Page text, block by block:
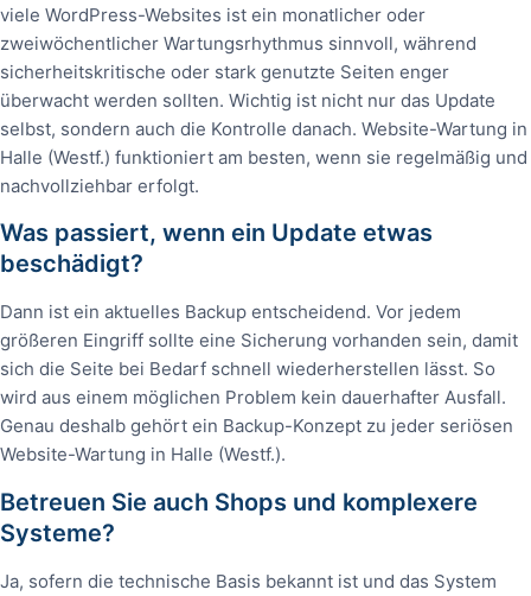
viele WordPress-Websites ist ein monatlicher oder
zweiwöchentlicher Wartungsrhythmus sinnvoll, während
sicherheitskritische oder stark genutzte Seiten enger
überwacht werden sollten. Wichtig ist nicht nur das Update
selbst, sondern auch die Kontrolle danach. Website-Wartung in
Halle (Westf.) funktioniert am besten, wenn sie regelmäßig und
nachvollziehbar erfolgt.
Was passiert, wenn ein Update etwas
beschädigt?
Dann ist ein aktuelles Backup entscheidend. Vor jedem
größeren Eingriff sollte eine Sicherung vorhanden sein, damit
sich die Seite bei Bedarf schnell wiederherstellen lässt. So
wird aus einem möglichen Problem kein dauerhafter Ausfall.
Genau deshalb gehört ein Backup-Konzept zu jeder seriösen
Website-Wartung in Halle (Westf.).
Betreuen Sie auch Shops und komplexere
Systeme?
Ja, sofern die technische Basis bekannt ist und das System